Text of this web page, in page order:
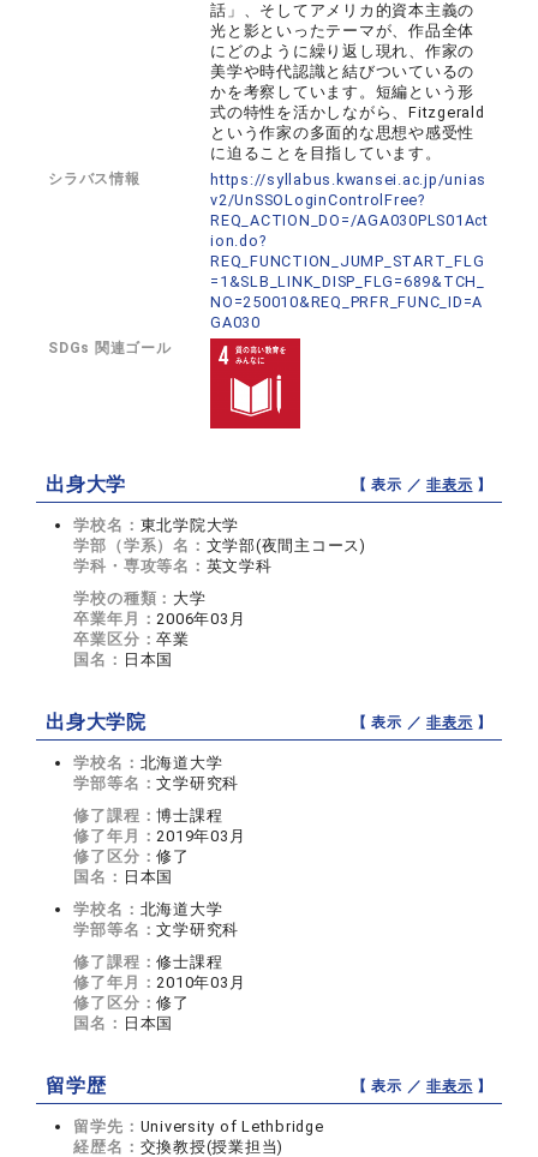
話」、そしてアメリカ的資本主義の
光と影といったテーマが、作品全体
にどのように繰り返し現れ、作家の
美学や時代認識と結びついているの
かを考察しています。短編という形
式の特性を活かしながら、Fitzgerald
という作家の多面的な思想や感受性
に迫ることを目指しています。
シラバス情報
https://syllabus.kwansei.ac.jp/unias
v2/UnSSOLoginControlFree?
REQ_ACTION_DO=/AGA030PLS01Act
ion.do?
REQ_FUNCTION_JUMP_START_FLG
=1&SLB_LINK_DISP_FLG=689&TCH_
NO=250010&REQ_PRFR_FUNC_ID=A
GA030
SDGs 関連ゴール
出身大学 【 表示 ／非表示 】
学校名： 東北学院大学
学部（学系）名： 文学部(夜間主コース)
学科・専攻等名： 英文学科
学校の種類： 大学
卒業年月：2006年03月
卒業区分：卒業
国名： 日本国
出身大学院 【 表示 ／非表示 】
学校名： 北海道大学
学部等名：文学研究科
修了課程：博士課程
修了年月：2019年03月
修了区分：修了
国名： 日本国
学校名： 北海道大学
学部等名：文学研究科
修了課程：修士課程
修了年月：2010年03月
修了区分：修了
国名： 日本国
留学歴 【 表示 ／非表示 】
留学先： University of Lethbridge
経歴名： 交換教授(授業担当)